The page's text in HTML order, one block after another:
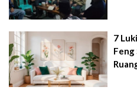
7
Feng